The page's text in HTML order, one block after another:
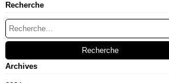
Recherche
Archives